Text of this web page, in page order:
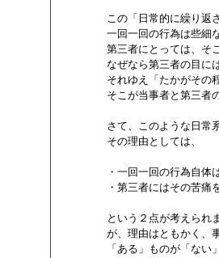
この「日常的に繰り返
一回一回の行為は些細
第三者にとっては、そ
なぜなら第三者の目に
それゆえ「たかがその
そこが当事者と第三者
さて、このような日常
        その理由としては、
・一回一回の行為自体
・第三者にはその苦痛を
という２点が考えられま
が、理由はともかく、
「ある」ものが「ない